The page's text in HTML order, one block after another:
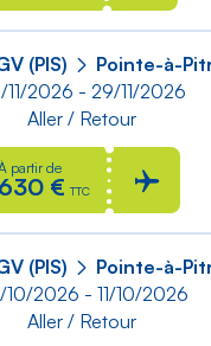
(PIS)
Pointe-à-
11/2026 - 29/11/2026
Aller / Retour
partir de
630 € TTC
(PIS)
Pointe-à-
2026 - 11/10/2026
Aller / Retour